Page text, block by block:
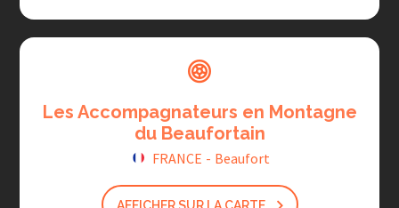
Les Accompagnateurs en Montagne
du Beaufortain
FRANCE - Beaufort